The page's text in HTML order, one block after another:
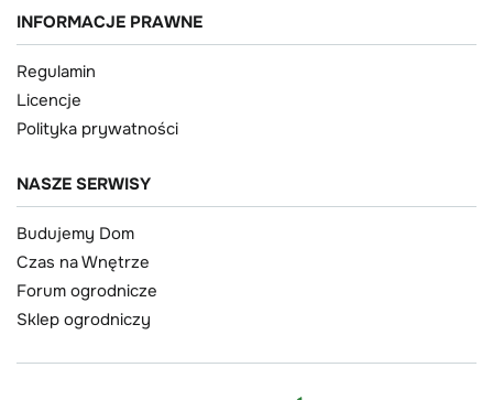
INFORMACJE PRAWNE
Regulamin
Licencje
Polityka prywatności
NASZE SERWISY
Budujemy Dom
Czas na Wnętrze
Forum ogrodnicze
Sklep ogrodniczy